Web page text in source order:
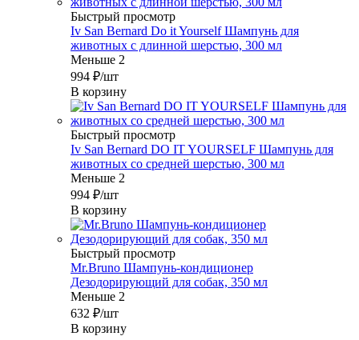
Быстрый просмотр
Iv San Bernard Do it Yourself Шампунь для
животных с длинной шерстью, 300 мл
Меньше 2
994 ₽/шт
В корзину
Быстрый просмотр
Iv San Bernard DO IT YOURSELF Шампунь для
животных со средней шерстью, 300 мл
Меньше 2
994 ₽/шт
В корзину
Быстрый просмотр
Mr.Bruno Шампунь-кондиционер
Дезодорирующий для собак, 350 мл
Меньше 2
632 ₽/шт
В корзину